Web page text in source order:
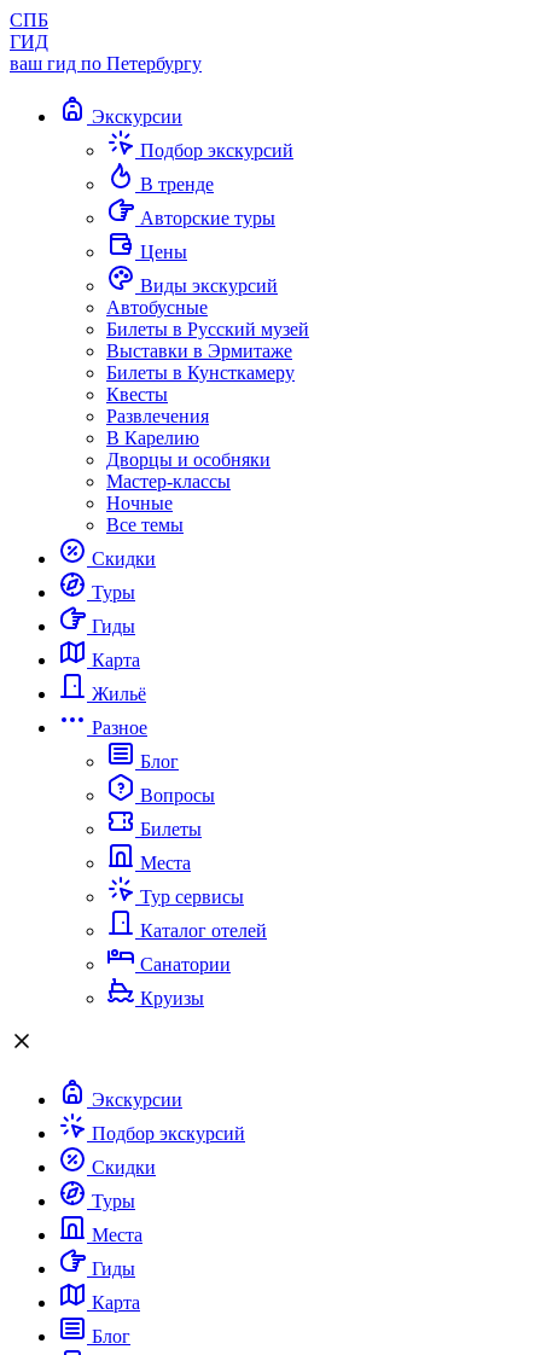
СПБ
ГИД
ваш гид по Петербургу
Экскурсии
Подбор экскурсий
В тренде
Авторские туры
Цены
Виды экскурсий
Автобусные
Билеты в Русский музей
Выставки в Эрмитаже
Билеты в Кунсткамеру
Квесты
Развлечения
В Карелию
Дворцы и особняки
Мастер-классы
Ночные
Все темы
Скидки
Туры
Гиды
Карта
Жильё
Разное
Блог
Вопросы
Билеты
Места
Тур сервисы
Каталог отелей
Санатории
Круизы
Экскурсии
Подбор экскурсий
Скидки
Туры
Места
Гиды
Карта
Блог